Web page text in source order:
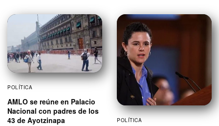
POLÍTICA
AMLO se reúne en Palacio
Nacional con padres de los
43 de Ayotzinapa
POLÍTICA